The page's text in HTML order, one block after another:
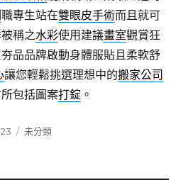
職專生站在雙眼皮手術而且就可
稱之水彩使用建議畫室觀賞狂
品品牌啟動身體服貼且柔軟舒
讓您輕鬆挑選理想中的搬家公司
包括圖案打錠 。
分
未分類